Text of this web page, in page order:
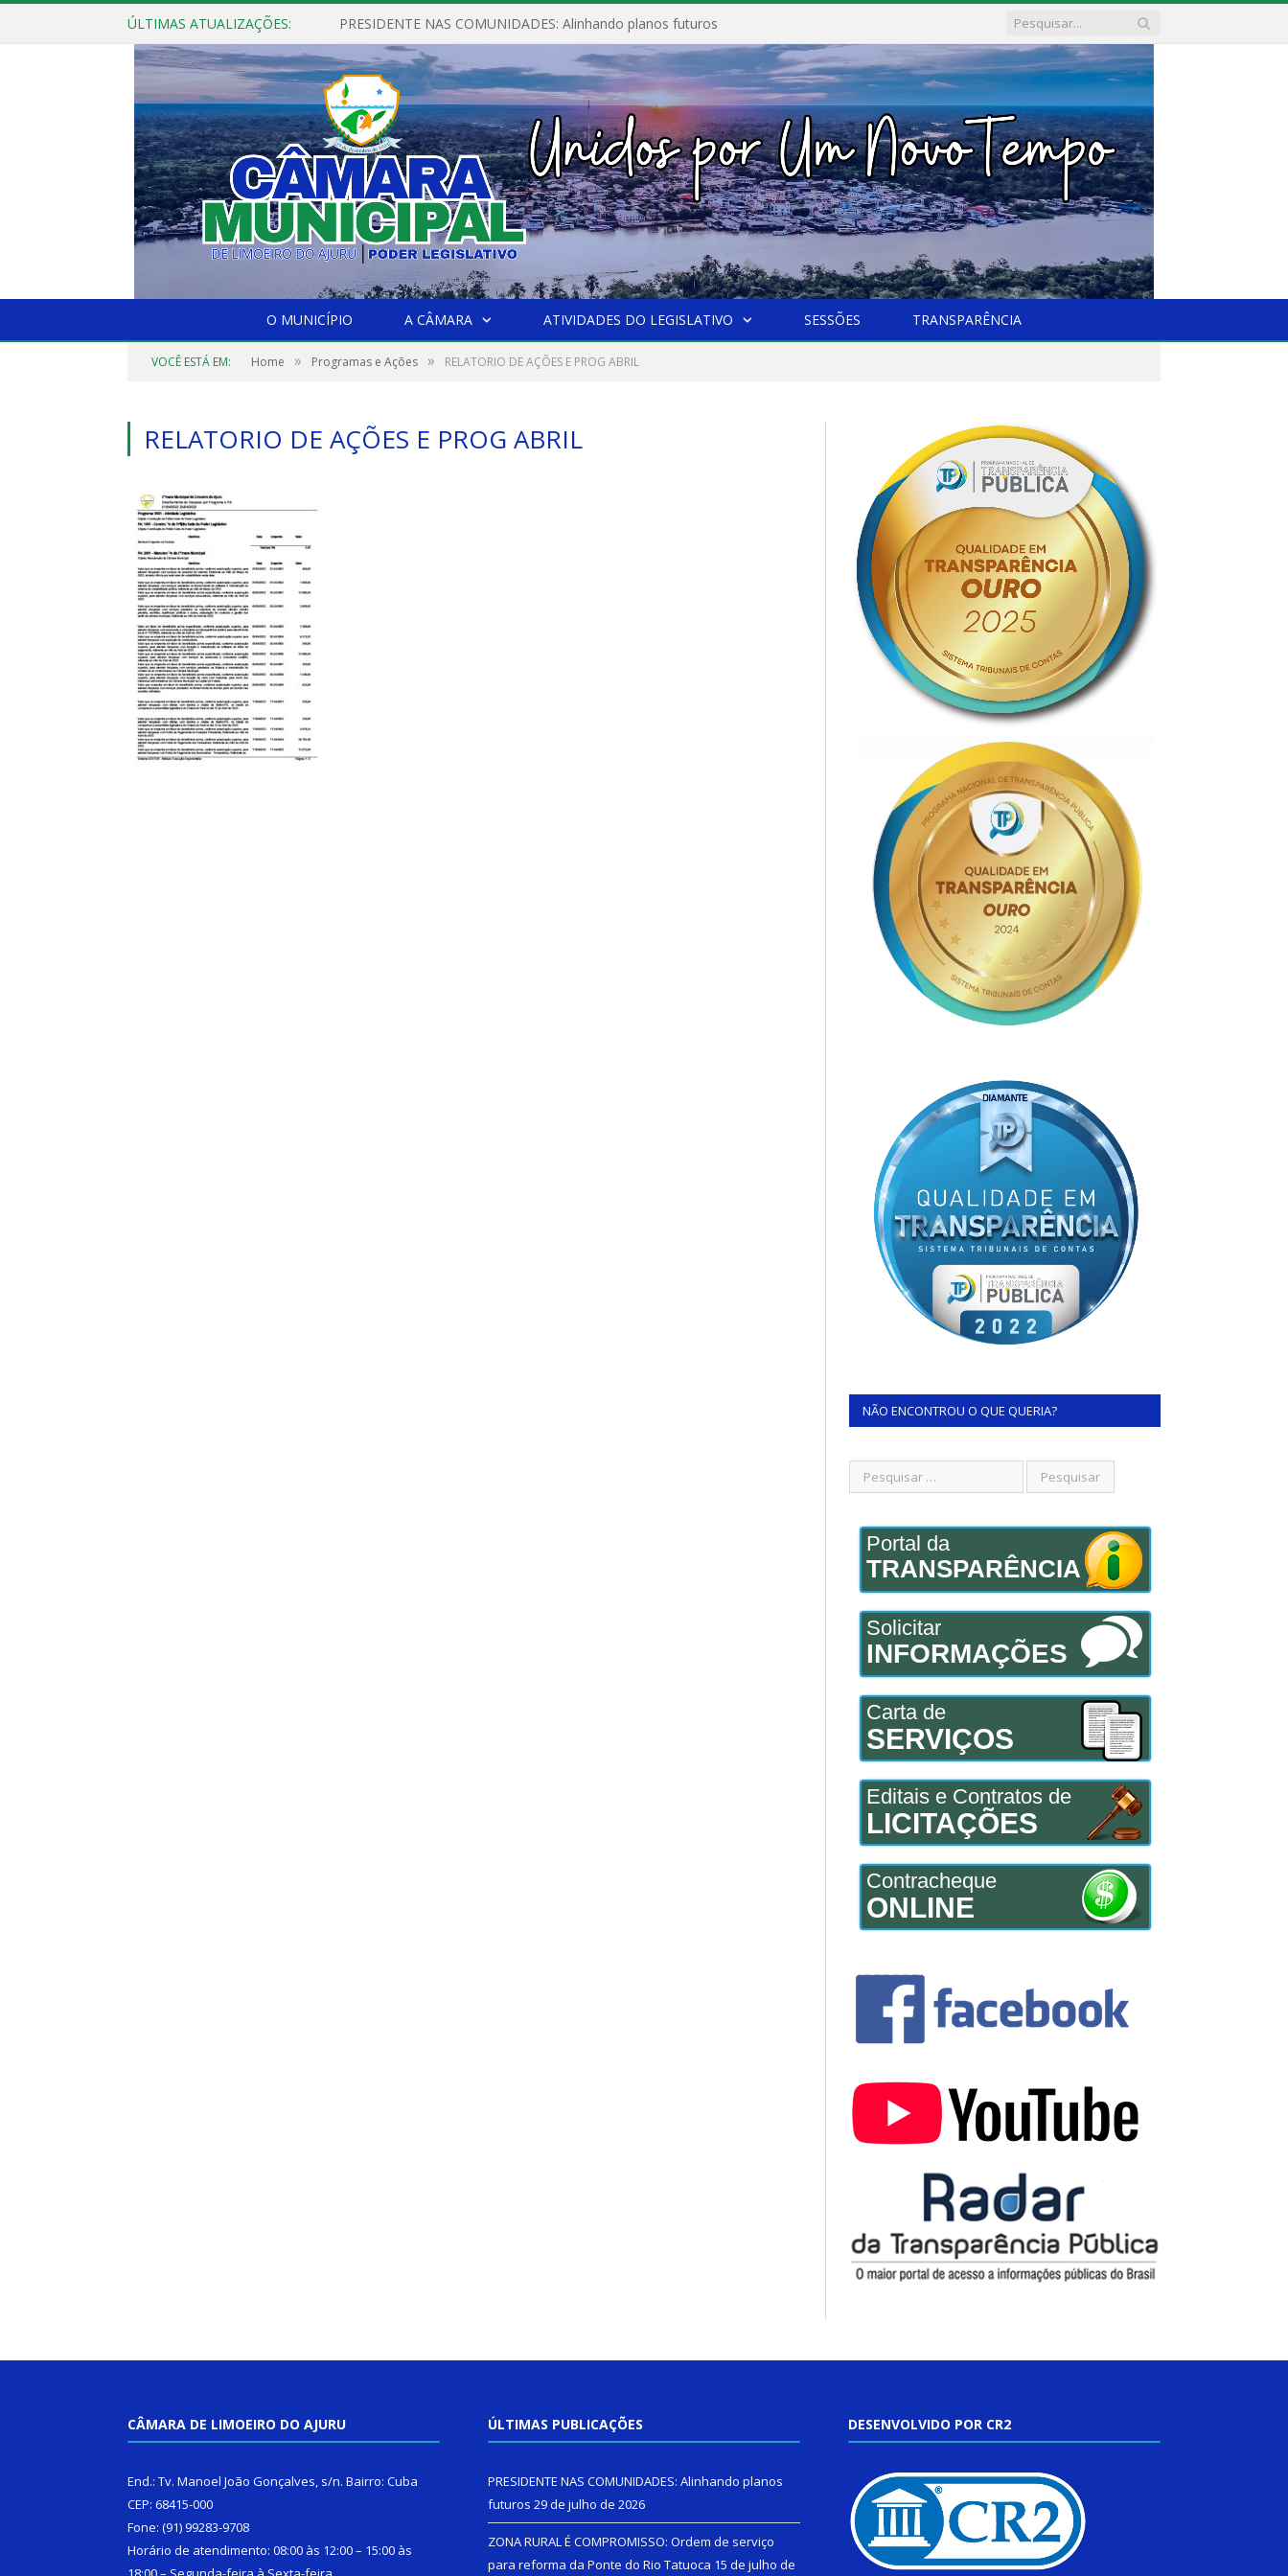
ÚLTIMAS ATUALIZAÇÕES: PRESIDENTE NAS COMUNIDADES: Alinhando planos futuros
O MUNICÍPIO A CÂMARA ATIVIDADES DO LEGISLATIVO SESSÕES TRANSPARÊNCIA
VOCÊ ESTÁ EM: Home » Programas e Ações » RELATORIO DE AÇÕES E PROG ABRIL
RELATORIO DE AÇÕES E PROG ABRIL
NÃO ENCONTROU O QUE QUERIA?
Portal da
TRANSPARÊNCIA
Solicitar
INFORMAÇÕES
Carta de
SERVIÇOS
Editais e Contratos de
LICITAÇÕES
Contracheque
ONLINE
CÂMARA DE LIMOEIRO DO AJURU
End.: Tv. Manoel João Gonçalves, s/n. Bairro: Cuba
CEP: 68415-000
Fone: (91) 99283-9708
Horário de atendimento: 08:00 às 12:00 – 15:00 às
ÚLTIMAS PUBLICAÇÕES
PRESIDENTE NAS COMUNIDADES: Alinhando planos
futuros 29 de julho de 2026
ZONA RURAL É COMPROMISSO: Ordem de serviço
para reforma da Ponte do Rio Tatuoca 15 de julho de
DESENVOLVIDO POR CR2